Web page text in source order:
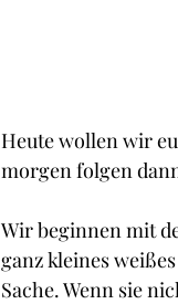
Heute wollen wir
morgen folgen
Wir beginnen mit
ganz kleines
Sache. Wenn sie